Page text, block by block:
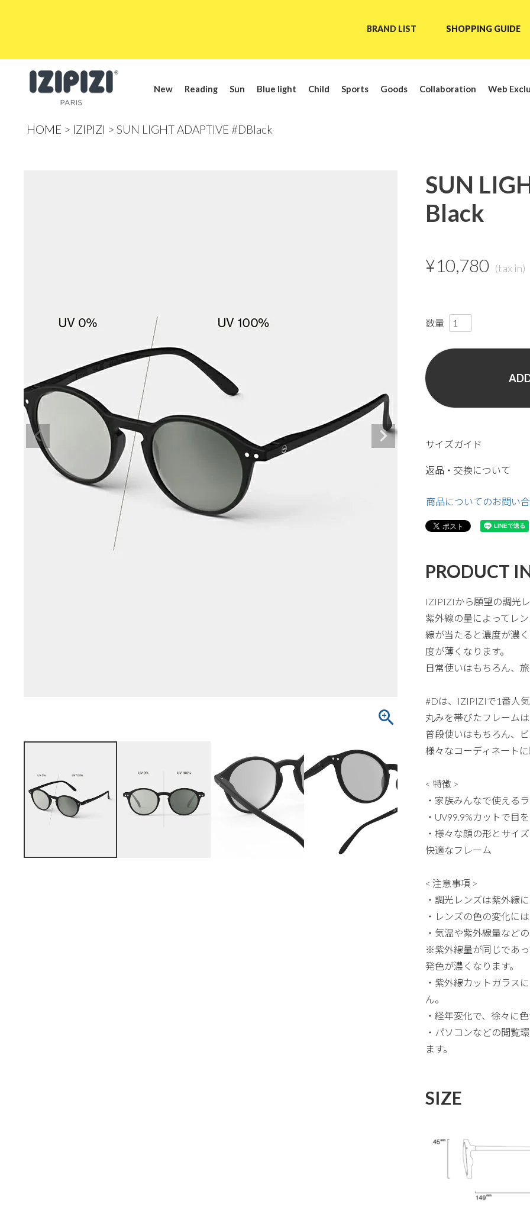
BRAND LIST SHOPPING GUIDE
New Reading Sun Blue light Child Sports Goods Collaboration Web
HOME IZIPIZI SUN LIGHT ADAPTIVE #DBlack
SUN
Black
¥10,780
サイズガイド
返品・交換について
商品についてのお問い
PRODUCT
IZIPIZIから願望の調光
紫外線の量によってレ
線が当たると濃度が濃
度が薄くなります。
日常使いはもちろん、
#Dは、IZIPIZIで1番人
丸みを帯びたフレーム
普段使いはもちろん、
様々なコーディネート
< 特徴 >
・家族みんなで使える
・UV99.9%カットで目
・様々な顔の形とサイ
快適なフレーム
< 注意事項 >
・調光レンズは紫外線
・レンズの色の変化に
・気温や紫外線量など
※紫外線量が同じであ
発色が濃くなります。
・紫外線カットガラス
ん。
・経年変化で、徐々に
・パソコンなどの閲覧
ます。
SIZE